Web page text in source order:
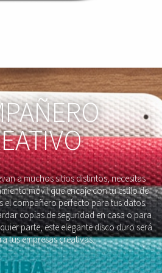
a muchos sitios distintos, necesitas
móvil que encaje con tu estilo de
el compañero perfecto para tus datos.
copias de seguridad en casa o para
parte, este elegante disco duro será
tus empresas creativas.